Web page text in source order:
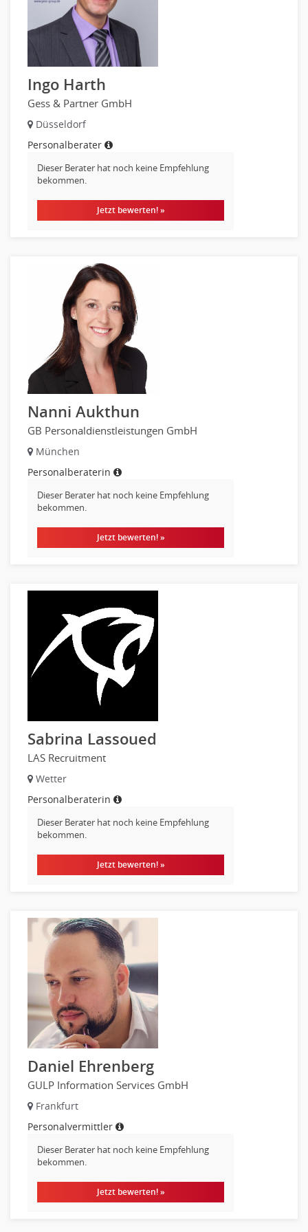
Hebamme, Entbindungshelfer
Heilerziehungspfleger
Logopädie
Pflegehelfer
Physiotherapie
Sanitätsdienst, ambulanter Dienst
Strahlentherapie
Außendienst
Immobilienmakler
Innendienst, Sachbearbeitung
Kundenservice
Vertrieb & Verkauf Leitung, Teamleitung
Verkauf (Handel)
Ingo Harth
Gess & Partner GmbH
Düsseldorf
Personalberater
Dieser Berater hat noch keine Empfehlung
bekommen.
Jetzt bewerten! »
Nanni Aukthun
GB Personaldienstleistungen GmbH
München
Personalberaterin
Dieser Berater hat noch keine Empfehlung
bekommen.
Jetzt bewerten! »
Sabrina Lassoued
LAS Recruitment
Wetter
Personalberaterin
Dieser Berater hat noch keine Empfehlung
bekommen.
Jetzt bewerten! »
Daniel Ehrenberg
GULP Information Services GmbH
Frankfurt
Personalvermittler
Dieser Berater hat noch keine Empfehlung
bekommen.
Jetzt bewerten! »